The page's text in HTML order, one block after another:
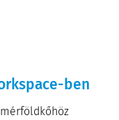
ben